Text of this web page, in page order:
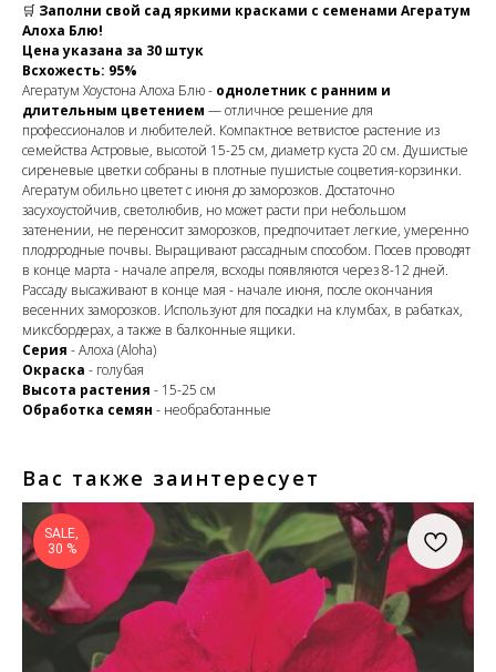
🛒 Заполни свой сад яркими красками с семенами Агератум
Алоха Блю!
Цена указана за 30 штук
Всхожесть: 95%
Агератум Хоустона Алоха Блю - однолетник с ранним и
длительным цветением — отличное решение для
профессионалов и любителей. Компактное ветвистое растение из
семейства Астровые, высотой 15-25 см, диаметр куста 20 см. Душистые
сиреневые цветки собраны в плотные пушистые соцветия-корзинки.
Агератум обильно цветет с июня до заморозков. Достаточно
засухоустойчив, светолюбив, но может расти при небольшом
затенении, не переносит заморозков, предпочитает легкие, умеренно
плодородные почвы. Выращивают рассадным способом. Посев проводят
в конце марта - начале апреля, всходы появляются через 8-12 дней.
Рассаду высаживают в конце мая - начале июня, после окончания
весенних заморозков. Используют для посадки на клумбах, в рабатках,
миксбордерах, а также в балконные ящики.
Серия - Алоха (Aloha)
Окраска - голубая
Высота растения - 15-25 см
Обработка семян - необработанные
Вас также заинтересует
SALE,
30 %